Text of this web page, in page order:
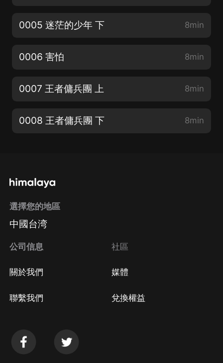
0005 迷茫的少年 下 8min
0006 害怕 8min
0007 王者傭兵團 上 8min
0008 王者傭兵團 下 8min
選擇您的地區
中國台湾
公司信息
關於我們
聯繫我們
社區
媒體
兌換權益